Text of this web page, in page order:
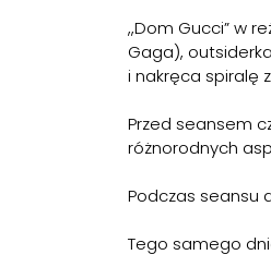
,,Dom Gucci” w
Gaga),
i nakręca spiralę
Przed seansem
różnorodnych
Podczas seansu
Tego samego